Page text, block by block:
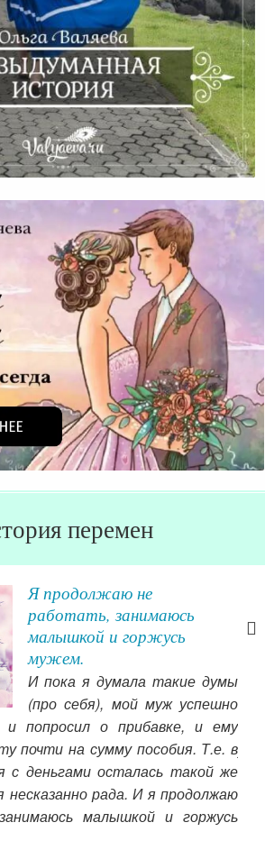
История
перемен
Я продолжаю не
работать, занимаюсь
малышкой и горжусь
мужем.
И пока я думала такие думы
(про себя), мой муж успешно
и попросил о прибавке, и ему
почти на сумму пособия. Т.е. в
с деньгами осталась такой же
несказанно рада. И я продолжаю
малышкой и горжусь